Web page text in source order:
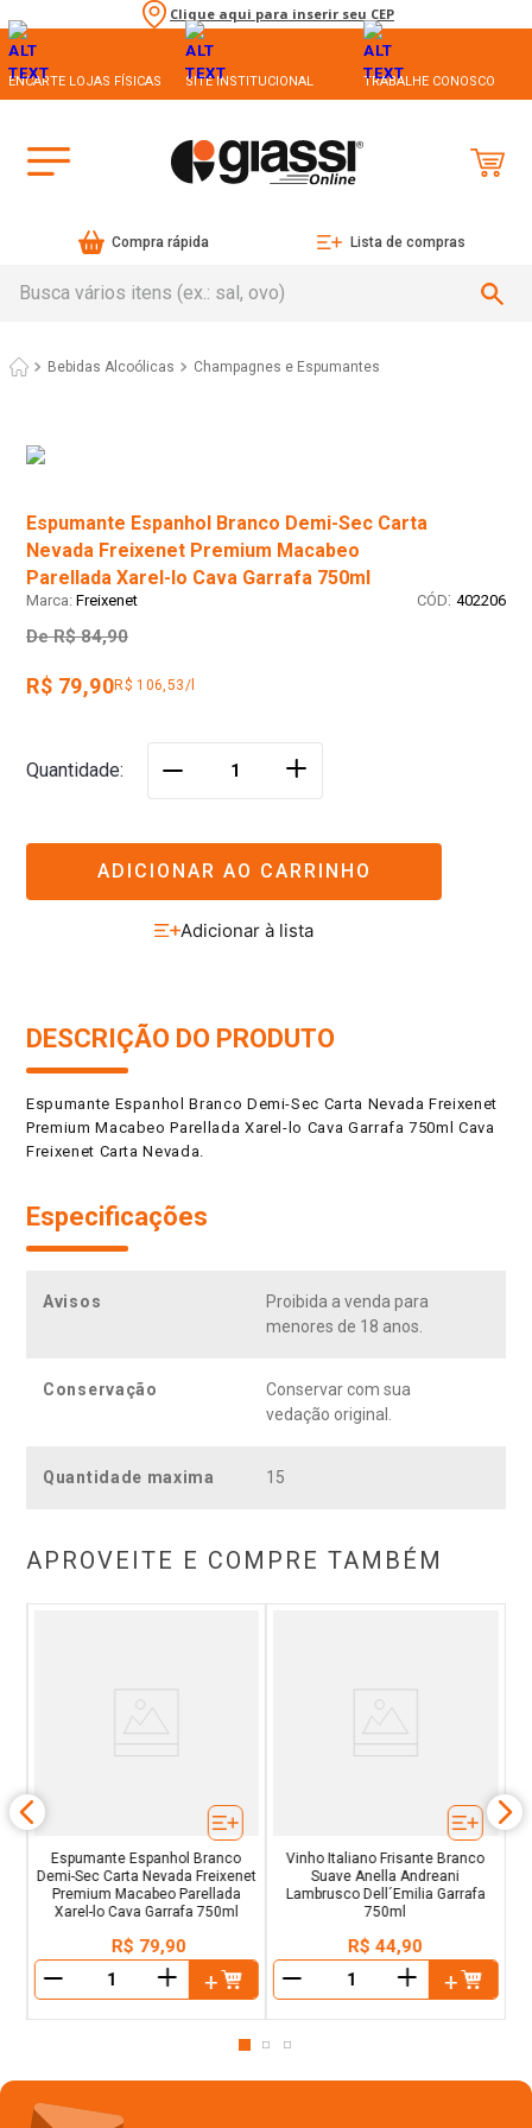
Clique aqui para inserir seu CEP
ENCARTE LOJAS FÍSICAS SITE INSTITUCIONAL TRABALHE CONOSCO
Compra rápida Lista de compras
Bebidas Alcoólicas Champagnes e Espumantes
Espumante Espanhol Branco Demi-Sec Carta
Nevada Freixenet Premium Macabeo
Parellada Xarel-lo Cava Garrafa 750ml
Freixenet : 402206
De R$ 84,90
R$ 79,90R$ 106,53/l
Quantidade ＋
ADICIONAR AO CARRINHO
DESCRIÇÃO DO PRODUTO
Espumante Espanhol Branco Demi-Sec Carta Nevada Freixenet
Premium Macabeo Parellada Xarel-lo Cava Garrafa 750ml Cava
Freixenet Carta Nevada.
Especificações
Avisos
Proibida a venda para
menores de 18 anos.
Conservação
Conservar com sua
vedação original.
Quantidade maxima 15
APROVEITE E COMPRE TAMBÉM
Espumante Espanhol Branco
Demi-Sec Carta Nevada Freixenet
Premium Macabeo Parellada
Xarel-lo Cava Garrafa 750ml
R$ 79,90
＋
Vinho Italiano Frisante Branco
Suave Anella Andreani
Lambrusco Dell´Emilia Garrafa
750ml
R$ 44,90
＋